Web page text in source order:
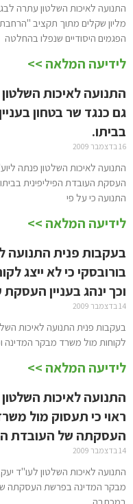
מליון שקלים מתוך תקציב "הרחבת
הפגמים היסודיים שנפלו בהחלטה
לידיעה המלאה >>
התנועה לאיכות
גם כנגד שר בטחון
בביתו.
16 בדצמבר 2009
התנועה לאיכות השלטון פנתה
העסקת העובדת הפיליפינית
התנועה כי על פי
לידיעה המלאה >>
בעקבות פנית התנועה
בורובסקי כי לא ייצג
וכך ינהג בעניין
14 בדצמבר 2009
בעקבות פנית התנועה לאיכות
לקוחות מול משרד מבקר המדינה
לידיעה המלאה >>
התנועה לאיכות
ראוי כי תעסוק מול
העסקתה של העובדת
14 בדצמבר 2009
התנועה לאיכות השלטון לעו"ד
מבקר המדינה בפרשת העסקתה